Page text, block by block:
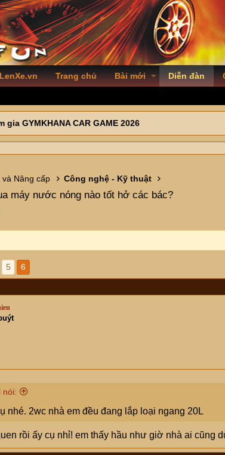
LenXe.vn Trang chủ Bài mới Diễn đàn
gia GYMKHANA CAR GAME 2026
Nâng cấp Công nghệ - Kỹ thuật
máy nước nóng nào tốt hở các bác?
5 6
nói:
nhé. 2wc nhà em đều đang lắp loại ngang 20L
rồi ấy cụ nhỉ! em thấy hầu như giờ nhà ai cũng